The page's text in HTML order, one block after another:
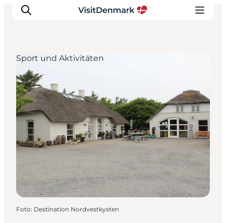
Inspiration
Regionen
Erlebnisse
Unterkünfte
Reiseplanung
Sport und Aktivitäten
Foto: Destination Nordvestkysten